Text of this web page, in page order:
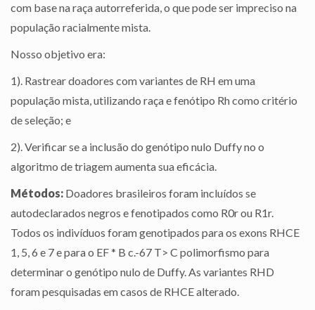
com base na raça autorreferida, o que pode ser impreciso na
população racialmente mista.
Nosso objetivo era:
1). Rastrear doadores com variantes de RH em uma
população mista, utilizando raça e fenótipo Rh como critério
de seleção; e
2). Verificar se a inclusão do genótipo nulo Duffy no o
algoritmo de triagem aumenta sua eficácia.
Métodos: Doadores brasileiros foram incluídos se
autodeclarados negros e fenotipados como R0r ou R1r.
Todos os indivíduos foram genotipados para os exons RHCE
1, 5, 6 e 7 e para o EF * B c.-67 T> C polimorfismo para
determinar o genótipo nulo de Duffy. As variantes RHD
foram pesquisadas em casos de RHCE alterado.